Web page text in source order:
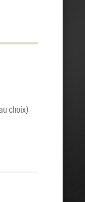
choix)